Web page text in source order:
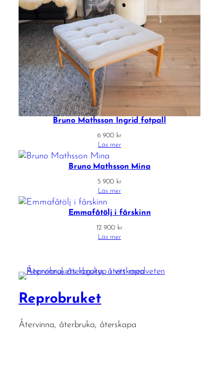
Bruno Mathsson Ingrid fotpall
6 900 kr
Läs mer
Bruno Mathsson Mina
5 900 kr
Läs mer
Emmafåtölj i fårskinn
12 900 kr
Läs mer
Reprobruket
Återvinna, återbruka, återskapa